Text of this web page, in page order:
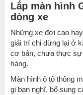
Lắp màn hình
dòng xe
Những xe đời cao
giải trí chỉ dừng lại ở
cơ bản, chưa thực
hàng.
Màn hình ô tô thông
gi bạn nghĩ, bổ sung